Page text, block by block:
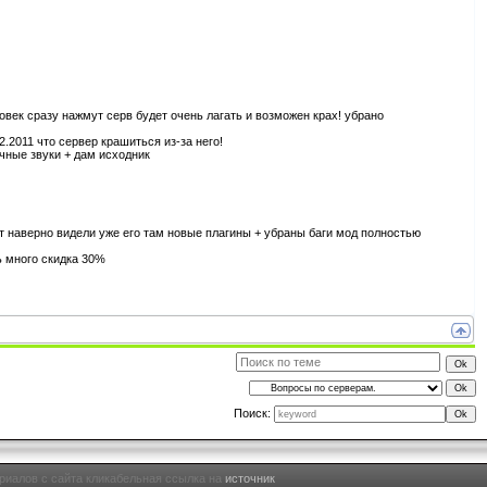
сразу нажмут серв будет очень лагать и возможен крах! убрано
что сервер крашиться из-за него!
звуки + дам исходник
видели уже его там новые плагины + убраны баги мод полностью
скидка 30%
Поиск:
с сайта кликабельная ссылка на источник